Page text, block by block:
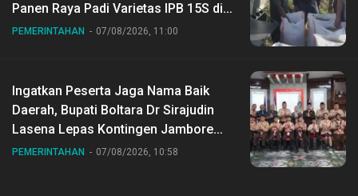
Panen Raya Padi Varietas IPB 15S di
Desa Gihang
PEMERINTAHAN 07/08/2026, 11:00
Ingatkan Peserta Jaga Nama Baik
Daerah, Bupati Boltara Dr Sirajudin
Lasena Lepas Kontingen Jambore
Nasional ke XII di Buperta Cibubur
PEMERINTAHAN 07/08/2026, 10:58